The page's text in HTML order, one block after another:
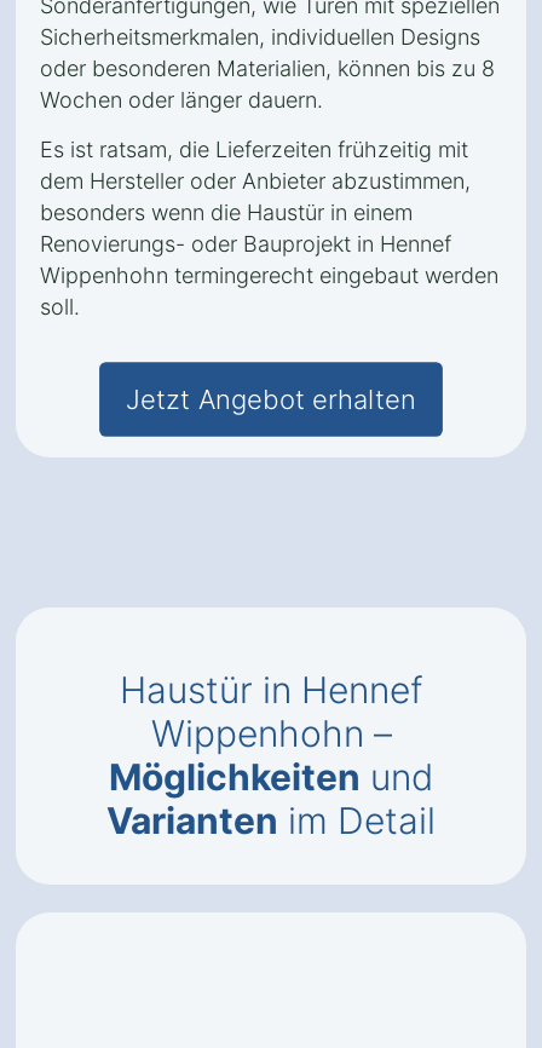
Sonderanfertigungen, wie Türen mit speziellen
Sicherheitsmerkmalen, individuellen Designs
oder besonderen Materialien, können bis zu 8
Wochen oder länger dauern.
Es ist ratsam, die Lieferzeiten frühzeitig mit
dem Hersteller oder Anbieter abzustimmen,
besonders wenn die Haustür in einem
Renovierungs- oder Bauprojekt in Hennef
Wippenhohn termingerecht eingebaut werden
soll.
Jetzt Angebot erhalten
Haustür in Hennef
Wippenhohn –
Möglichkeiten und
Varianten im Detail